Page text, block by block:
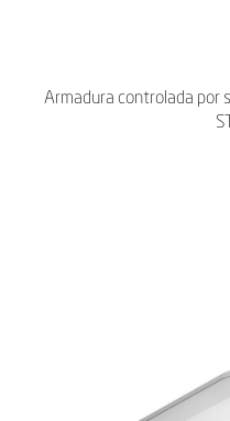
Armadura controlada por